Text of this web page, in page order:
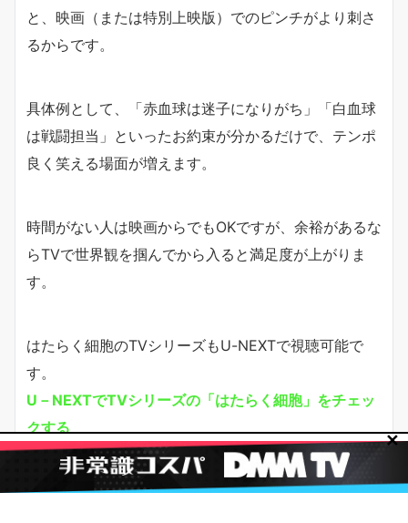
と、映画（または特別上映版）でのピンチがより刺さ
るからです。
具体例として、「赤血球は迷子になりがち」「白血球
は戦闘担当」といったお約束が分かるだけで、テンポ
良く笑える場面が増えます。
時間がない人は映画からでもOKですが、余裕があるな
らTVで世界観を掴んでから入ると満足度が上がりま
す。
はたらく細胞のTVシリーズもU-NEXTで視聴可能で
す。
U－NEXTでTVシリーズの「はたらく細胞」をチェッ
クする
今すぐ無料トライアル開始！
✕